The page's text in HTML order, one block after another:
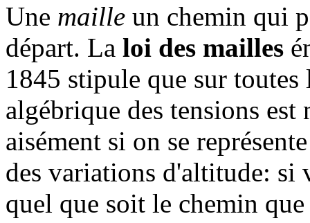
Une maille un chemin qui
départ. La loi des mailles
1845 stipule que sur
algébrique des tensions
aisément si on se
des variations d'altitude: si
quel que soit le chemin